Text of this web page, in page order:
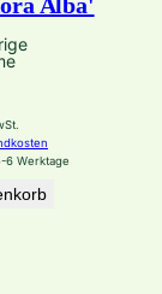
6 Werktage